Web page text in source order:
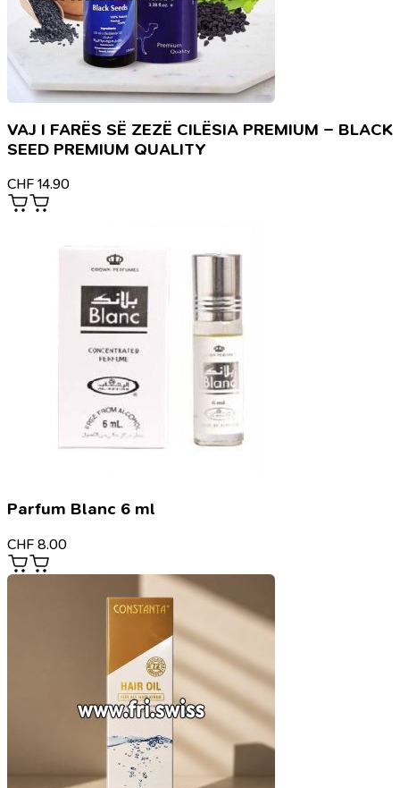
VAJ I FARËS SË ZEZË CILËSIA PREMIUM – BLACK
SEED PREMIUM QUALITY
CHF 14.90
Parfum Blanc 6 ml
CHF 8.00